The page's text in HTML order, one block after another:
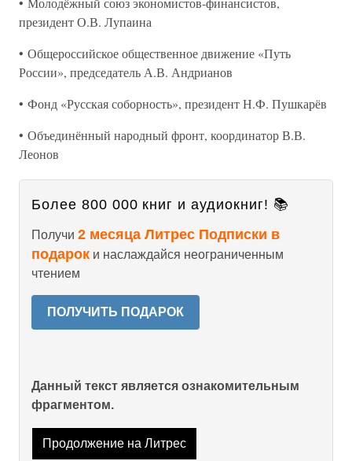
президент О.В. Лупаина
• Общероссийское общественное движение «Путь
России», председатель А.В. Андрианов
• Фонд «Русская соборность», президент Н.Ф. Пушкарёв
• Объединённый народный фронт, координатор В.В.
Леонов
Более 800 000 книг и аудиокниг! 📚
Получи 2 месяца Литрес Подписки в
подарок и наслаждайся неограниченным
чтением
ПОЛУЧИТЬ ПОДАРОК
Данный текст является ознакомительным
фрагментом.
Продолжение на Литрес